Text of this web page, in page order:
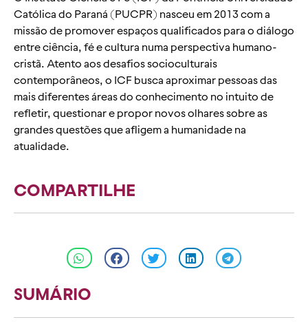
Católica do Paraná (PUCPR) nasceu em 2013 com a
missão de promover espaços qualificados para o diálogo
entre ciência, fé e cultura numa perspectiva humano-
cristã. Atento aos desafios socioculturais
contemporâneos, o ICF busca aproximar pessoas das
mais diferentes áreas do conhecimento no intuito de
refletir, questionar e propor novos olhares sobre as
grandes questões que afligem a humanidade na
atualidade.
COMPARTILHE
SUMÁRIO